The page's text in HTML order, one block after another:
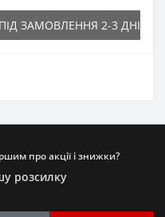
ПІД ЗАМОВЛЕННЯ 2-3 ДНІ
про акції і знижки?
розсилку